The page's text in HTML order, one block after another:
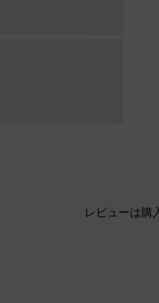
レビューは購